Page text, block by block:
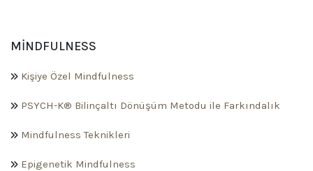
MINDFULNESS
Kişiye Özel Mindfulness
PSYCH-K® Bilinçaltı Dönüşüm Metodu ile Farkındalık
Mindfulness Teknikleri
Epigenetik Mindfulness